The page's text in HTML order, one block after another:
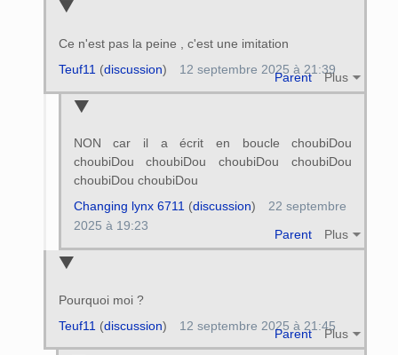
Ce n'est pas la peine , c'est une imitation
Parent Plus
Teuf11 (discussion) 12 septembre 2025 à 21:39
NON car il a écrit en boucle choubiDou
choubiDou choubiDou choubiDou choubiDou
choubiDou choubiDou
Parent Plus
Changing lynx 6711(discussion)
22 septembre
2025 à 19:23
Pourquoi moi ?
Parent Plus
Teuf11 (discussion) 12 septembre 2025 à 21:45